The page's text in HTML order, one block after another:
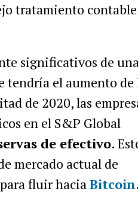
tratamiento contable
significativos de
tendría el aumento de
de 2020, las
en el S&P Global
de efectivo.
mercado actual de
fluir haciaBitcoin.